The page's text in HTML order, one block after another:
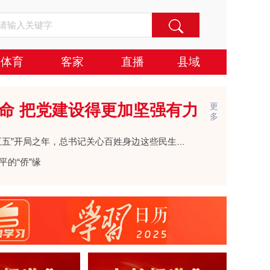
体育 客家 直播 县域
把党建设得更加坚强有力
更
多
”开局之年，总书记关心百姓身边这些民生大
的“侨”缘